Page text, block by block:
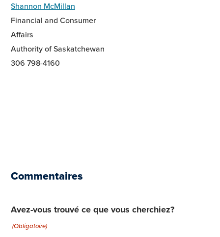
Shannon McMillan
Financial and Consumer
Affairs
Authority of Saskatchewan
306 798-4160
Commentaires
Avez-vous trouvé ce que vous cherchiez?
(Obligatoire)